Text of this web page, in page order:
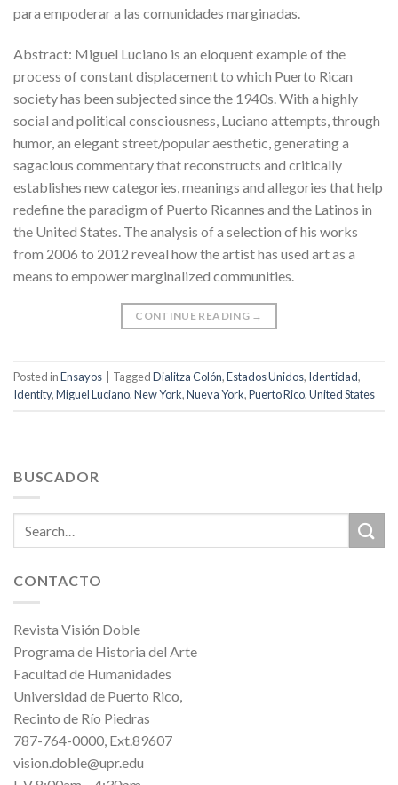
para empoderar a las comunidades marginadas.
Abstract: Miguel Luciano is an eloquent example of the
process of constant displacement to which Puerto Rican
society has been subjected since the 1940s. With a highly
social and political consciousness, Luciano attempts, through
humor, an elegant street/popular aesthetic, generating a
sagacious commentary that reconstructs and critically
establishes new categories, meanings and allegories that help
redefine the paradigm of Puerto Ricannes and the Latinos in
the United States. The analysis of a selection of his works
from 2006 to 2012 reveal how the artist has used art as a
means to empower marginalized communities.
CONTINUE READING →
Posted inEnsayos TaggedDialitza Colón,Estados Unidos, Identidad,
Identity,Miguel Luciano,New York,Nueva York,Puerto Rico,United States
BUSCADOR
CONTACTO
Revista Visión Doble
Programa de Historia del Arte
Facultad de Humanidades
Universidad de Puerto Rico,
Recinto de Río Piedras
787-764-0000, Ext.89607
vision.doble@upr.edu